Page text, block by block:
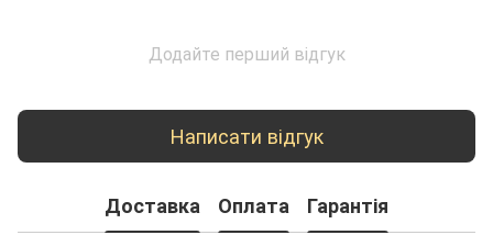
Додайте перший відгук
Написати відгук
Доставка Оплата Гарантія